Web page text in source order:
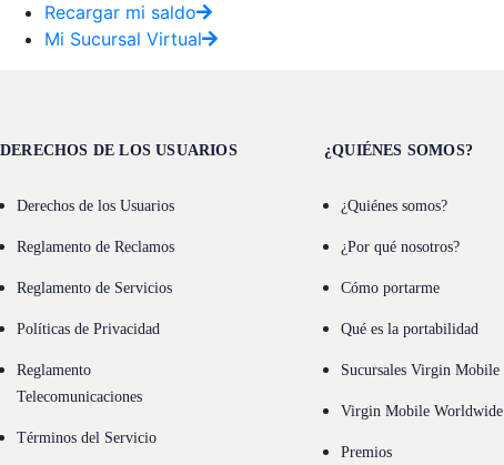
Recargar mi saldo
Mi Sucursal Virtual
DERECHOS DE LOS USUARIOS
Derechos de los Usuarios
Reglamento de Reclamos
Reglamento de Servicios
Políticas de Privacidad
Reglamento
Telecomunicaciones
Términos del Servicio
¿QUIÉNES SOMOS?
¿Quiénes somos?
¿Por qué nosotros?
Cómo portarme
Qué es la portabilidad
Sucursales Virgin Mobile
Virgin Mobile Worldwide
Premios